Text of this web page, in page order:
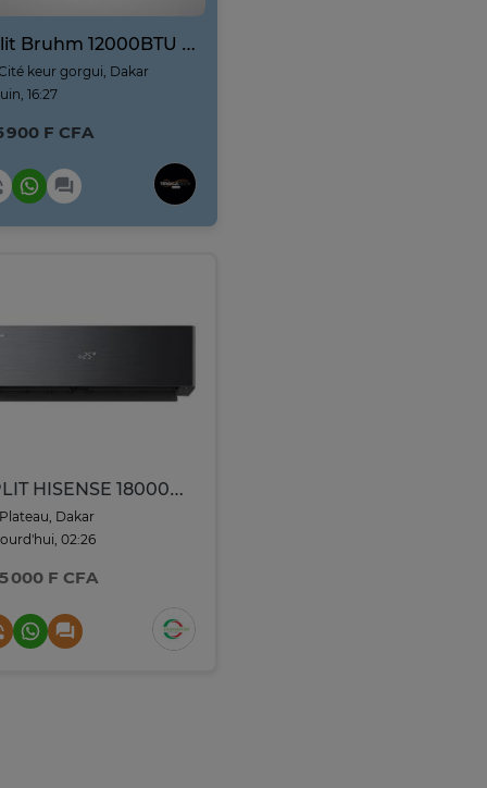
Split Bruhm 12000BTU R410A BAS-12RCEW
keur gorgui, Dakar
16:27
900 F CFA
SPLIT HISENSE 18000BTU 2CV INVERTER WIFI R410 NOIR
Dakar
02:26
000 F CFA